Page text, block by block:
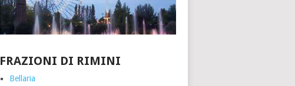
FRAZIONI DI RIMINI
Bellaria